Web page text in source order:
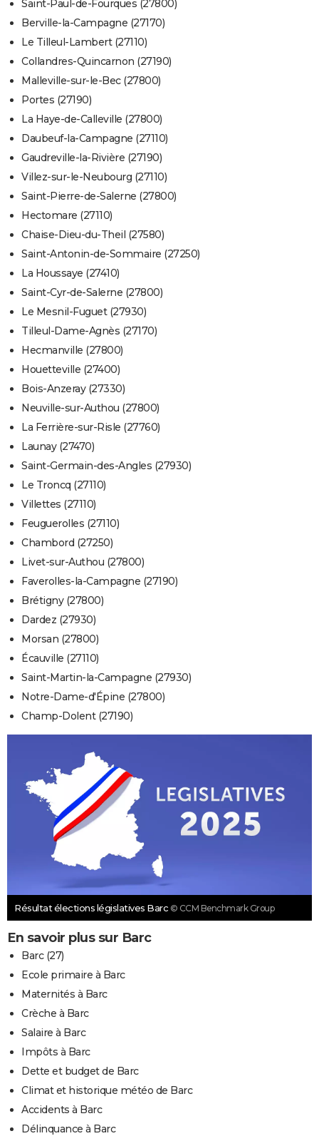
Saint-Paul-de-Fourques (27800)
Berville-la-Campagne (27170)
Le Tilleul-Lambert (27110)
Collandres-Quincarnon (27190)
Malleville-sur-le-Bec (27800)
Portes (27190)
La Haye-de-Calleville (27800)
Daubeuf-la-Campagne (27110)
Gaudreville-la-Rivière (27190)
Villez-sur-le-Neubourg (27110)
Saint-Pierre-de-Salerne (27800)
Hectomare (27110)
Chaise-Dieu-du-Theil (27580)
Saint-Antonin-de-Sommaire (27250)
La Houssaye (27410)
Saint-Cyr-de-Salerne (27800)
Le Mesnil-Fuguet (27930)
Tilleul-Dame-Agnès (27170)
Hecmanville (27800)
Houetteville (27400)
Bois-Anzeray (27330)
Neuville-sur-Authou (27800)
La Ferrière-sur-Risle (27760)
Launay (27470)
Saint-Germain-des-Angles (27930)
Le Troncq (27110)
Villettes (27110)
Feuguerolles (27110)
Chambord (27250)
Livet-sur-Authou (27800)
Faverolles-la-Campagne (27190)
Brétigny (27800)
Dardez (27930)
Morsan (27800)
Écauville (27110)
Saint-Martin-la-Campagne (27930)
Notre-Dame-d'Épine (27800)
Champ-Dolent (27190)
Résultat élections législatives Barc © CCM Benchmark Group
En savoir plus sur Barc
Barc (27)
Ecole primaire à Barc
Maternités à Barc
Crèche à Barc
Salaire à Barc
Impôts à Barc
Dette et budget de Barc
Climat et historique météo de Barc
Accidents à Barc
Délinquance à Barc